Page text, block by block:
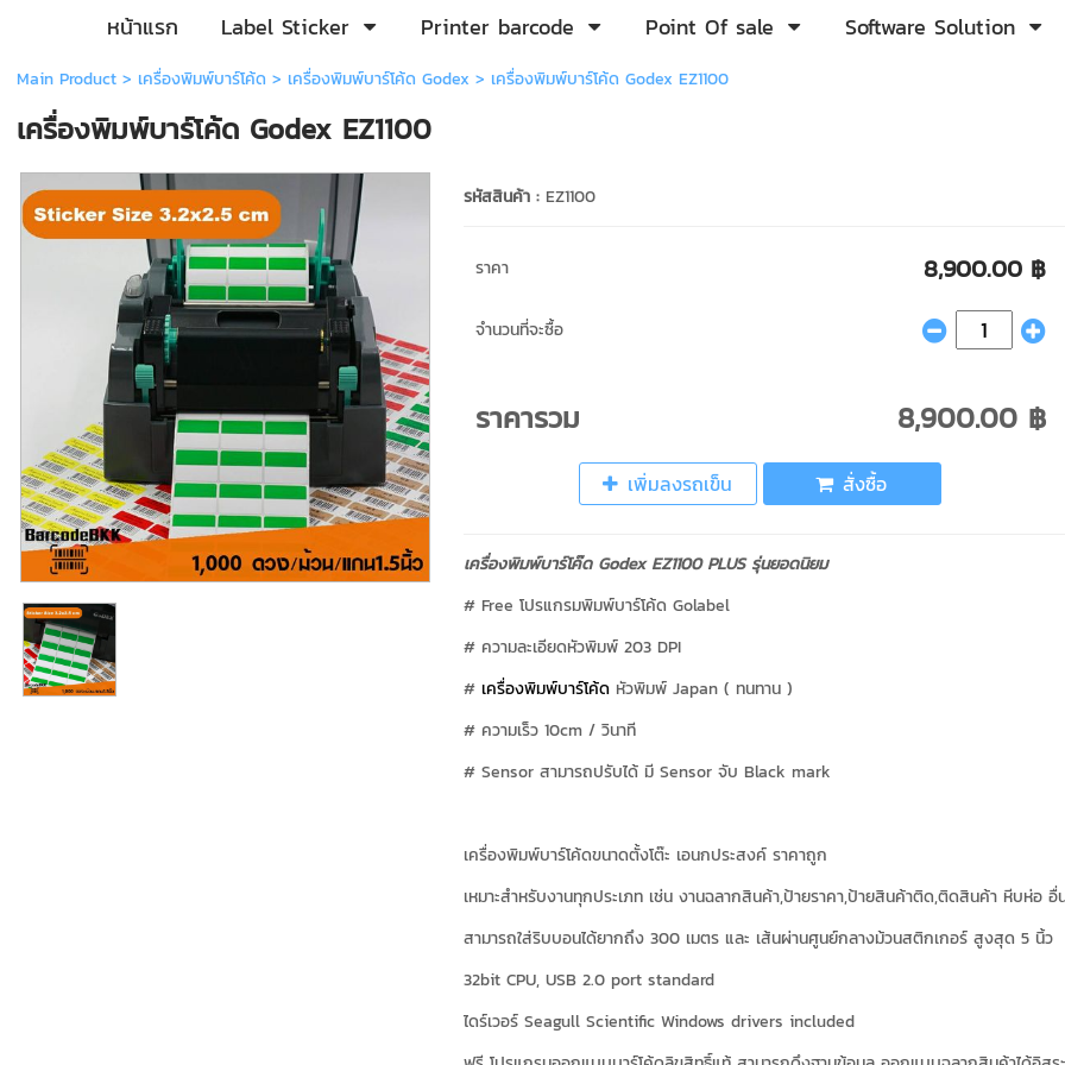
หน้าแรก Label Sticker Printer barcode Point Of sale Software Solution
Main Product> เครื่องพิมพ์บาร์โค้ด > เครื่องพิมพ์บาร์โค้ด Godex > เครื่องพิมพ์บาร์โค้ด Godex EZ1100
เครื่องพิมพ์บาร์โค้ด Godex EZ1100
รหัสสินค้า : EZ1100
ราคา 8,900.00 ฿
จำนวนที่จะซื้อ
ราคารวม 8,900.00 ฿
เพิ่มลงรถเข็น สั่งซื้อ
เครื่องพิมพ์บาร์โค๊ด Godex EZ1100 PLUS รุ่นยอดนิยม
# Free โปรแกรมพิมพ์บาร์โค้ด Golabel
# ความละเอียดหัวพิมพ์ 203 DPI
# เครื่องพิมพ์บาร์โค้ดหัวพิมพ์ Japan ( ทนทาน )
# ความเร็ว 10cm / วินาที
# Sensor สามารถปรับได้ มี Sensor จับ Black mark
เครื่องพิมพ์บาร์โค้ดขนาดตั้งโต๊ะ เอนกประสงค์ ราคาถูก
เหมาะสำหรับงานทุกประเภท เช่น งานฉลากสินค้า,ป้ายราคา,ป้ายสินค้าติด,ติดสินค้า หีบห่อ อื่
สามารถใส่ริบบอนได้ยากถึง 300 เมตร และ เส้นผ่านศูนย์กลางม้วนสติกเกอร์ สูงสุด 5 นิ้ว
32bit CPU, USB 2.0 port standard
ไดร์เวอร์ Seagull Scientific Windows drivers included